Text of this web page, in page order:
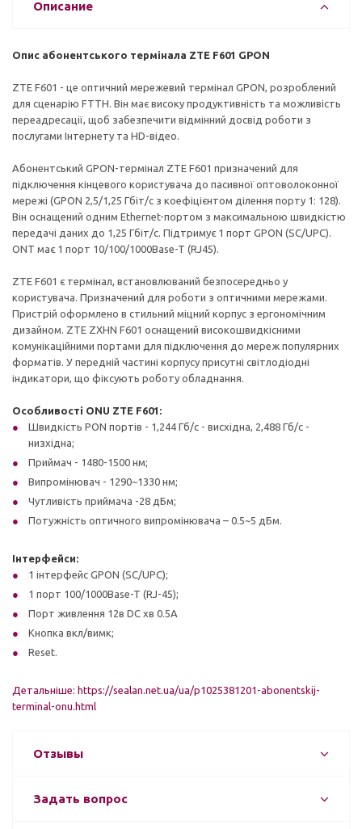
Описание
Опис абонентського термінала ZTE F601 GPON
ZTE F601 - це оптичний мережевий термінал GPON, розроблений
для сценарію FTTH. Він має високу продуктивність та можливість
переадресації, щоб забезпечити відмінний досвід роботи з
послугами Інтернету та HD-відео.
Абонентський GPON-термінал ZTE F601 призначений для
підключення кінцевого користувача до пасивної оптоволоконної
мережі (GPON 2,5/1,25 Гбіт/с з коефіцієнтом ділення порту 1: 128).
Він оснащений одним Ethernet-портом з максимальною швидкістю
передачі даних до 1,25 Гбіт/с. Підтримує 1 порт GPON (SC/UPC).
ONT має 1 порт 10/100/1000Base-T (RJ45).
ZTE F601 є термінал, встановлюваний безпосередньо у
користувача. Призначений для роботи з оптичними мережами.
Пристрій оформлено в стильний міцний корпус з ергономічним
дизайном. ZTE ZXHN F601 оснащений високошвидкісними
комунікаційними портами для підключення до мереж популярних
форматів. У передній частині корпусу присутні світлодіодні
індикатори, що фіксують роботу обладнання.
Особливості ONU ZTE F601:
Швидкість PON портів - 1,244 Гб/с - висхідна, 2,488 Гб/с -
низхідна;
Приймач - 1480-1500 нм;
Випромінювач - 1290~1330 нм;
Чутливість приймача -28 дБм;
Потужність оптичного випромінювача – 0.5~5 дБм.
Інтерфейси:
1 інтерфейс GPON (SC/UPC);
1 порт 100/1000Base-T (RJ-45);
Порт живлення 12в DC хв 0.5А
Кнопка вкл/вимк;
Reset.
Детальніше: https://sealan.net.ua/ua/p1025381201-abonentskij-
terminal-onu.html
Отзывы
Задать вопрос